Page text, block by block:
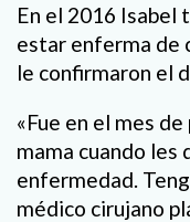
En el 2016 Isabel
estar enferma de
le confirmaron el
«Fue en el mes
mama cuando les
enfermedad.
médico cirujano